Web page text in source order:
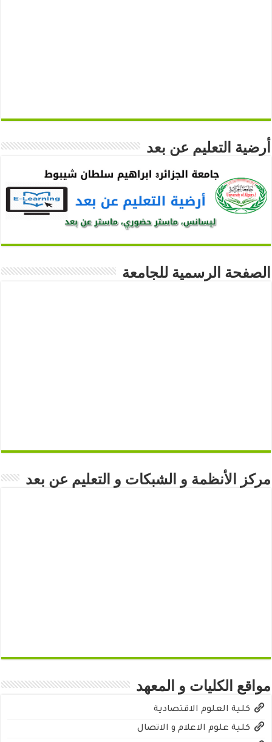
أرضية التعليم عن بعد
الصفحة الرسمية للجامعة
مركز الأنظمة و الشبكات و التعليم عن بعد
مواقع الكليات و المعهد
كلية العلوم الاقتصادية
كلية علوم الاعلام و الاتصال